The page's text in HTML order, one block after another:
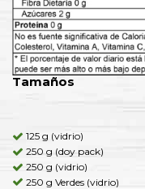
Tamaños
125 g (vidrio)
250 g (doy pack)
250 g (vidrio)
250 g Verdes (vidrio)